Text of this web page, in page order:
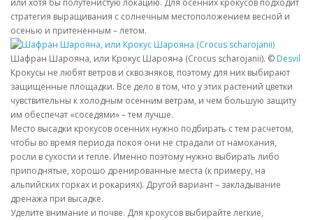
стратегия выращивания с солнечным местоположением весной и
осенью и притененным – летом.
Шафран Шарояна, или Крокус Шарояна (Crocus scharojanii). © Desvil
Крокусы не любят ветров и сквозняков, поэтому для них выбирают
защищенные площадки. Все дело в том, что у этих растений цветки
чувствительны к холодным осенним ветрам, и чем большую защиту
им обеспечат «соседями» – тем лучше.
Место высадки крокусов осенних нужно подбирать с тем расчетом,
чтобы во время периода покоя они не страдали от намокания,
росли в сухости и тепле. Именно поэтому нужно выбирать либо
приподнятые, хорошо дренированные места (к примеру, на
альпийских горках и рокариях). Другой вариант – закладывание
дренажа при высадке.
Уделите внимание и почве. Для крокусов выбирайте легкие,